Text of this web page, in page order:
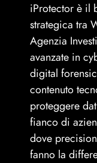
iProtector è il
strategica tra
Agenzia
avanzate in
digital
contenuto
proteggere
fianco di
dove
fanno la